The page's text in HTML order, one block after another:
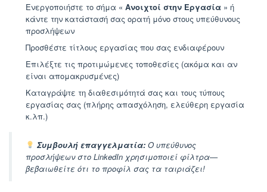
Ενεργοποιήστε το σήμα « Ανοιχτοί στην Εργασία » ή
κάντε την κατάστασή σας ορατή μόνο στους υπεύθυνους
προσλήψεων
Προσθέστε τίτλους εργασίας που σας ενδιαφέρουν
Επιλέξτε τις προτιμώμενες τοποθεσίες (ακόμα και αν
είναι απομακρυσμένες)
Καταγράψτε τη διαθεσιμότητά σας και τους τύπους
εργασίας σας (πλήρης απασχόληση, ελεύθερη εργασία
κ.λπ.)
Συμβουλή επαγγελματία:Ο υπεύθυνος
προσλήψεων στο LinkedIn χρησιμοποιεί φίλτρα—
βεβαιωθείτε ότι το προφίλ σας τα ταιριάζει!